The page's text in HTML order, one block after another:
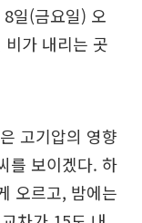
일(금요일) 오
가 내리는 곳
고기압의 영향
를 보이겠다. 하
오르고, 밤에는